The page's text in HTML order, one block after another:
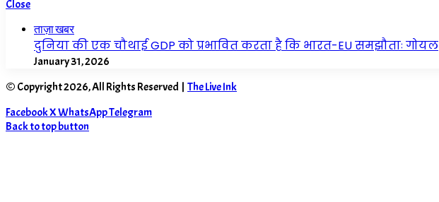
Close
ताज़ा खबर
दुनिया की एक चौथाई GDP को प्रभावित करता है कि भारत-EU समझौताः गोयल
January 31, 2026
© Copyright 2026, All Rights Reserved | The Live Ink
FacebookXWhatsAppTelegram
Back to top button